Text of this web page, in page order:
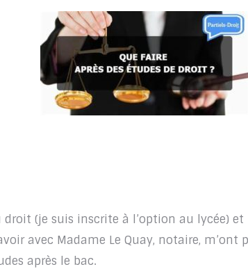
(je suis inscrite à l’option au lycée) et
avec Madame Le Quay, notaire, m’ont
après le bac.